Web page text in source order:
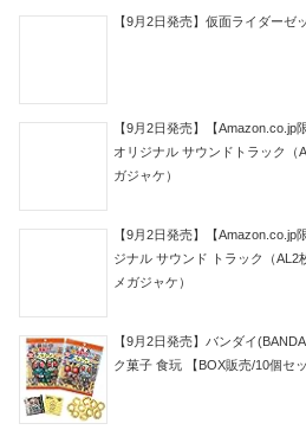
【9月2日発売】仮面ライダーゼ
【9月2日発売】【
オリジナル サウンドトラック（
ガジャケ）
【9月2日発売】【Amazon.co.jp
ジナル サウンド トラック（AL2
メガジャケ）
【9月2日発売】バンダイ
ク菓子 食玩 【BOX販売/10個セッ